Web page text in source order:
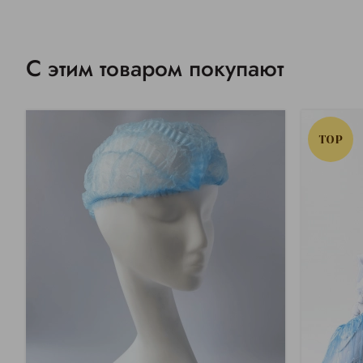
С этим товаром покупают
TOP